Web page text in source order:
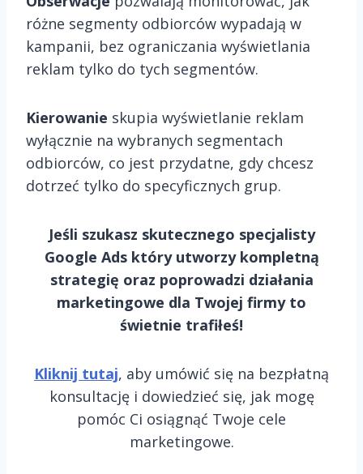
różne segmenty odbiorców wypadają w
kampanii, bez ograniczania wyświetlania
reklam tylko do tych segmentów.
Kierowanie skupia wyświetlanie reklam
wyłącznie na wybranych segmentach
odbiorców, co jest przydatne, gdy chcesz
dotrzeć tylko do specyficznych grup.
Jeśli szukasz skutecznego specjalisty
Google Ads który utworzy kompletną
strategię oraz poprowadzi działania
marketingowe dla Twojej firmy to
świetnie trafiłeś!
Kliknij tutaj, aby umówić się na bezpłatną
konsultację i dowiedzieć się, jak mogę
pomóc Ci osiągnąć Twoje cele
marketingowe.